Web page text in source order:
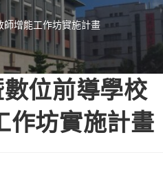
增能工作坊實施計畫
位前導學校
作坊實施計畫